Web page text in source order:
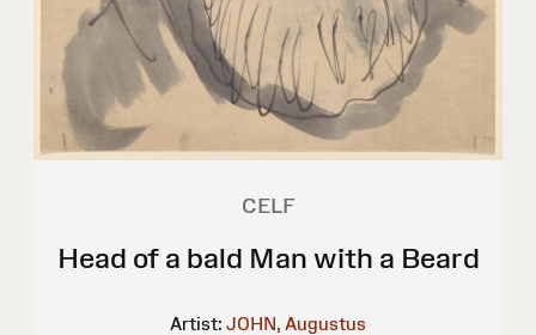
CELF
Head of a bald Man with a Beard
Artist: JOHN, Augustus